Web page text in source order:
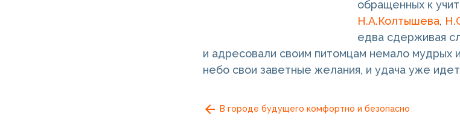
обращенных к
Н.А.Колтышева,
едва сдерживая
и адресовали своим питомцам немало мудрых
небо свои заветные желания, и удача уже
В городе будущего комфортно и безопасно